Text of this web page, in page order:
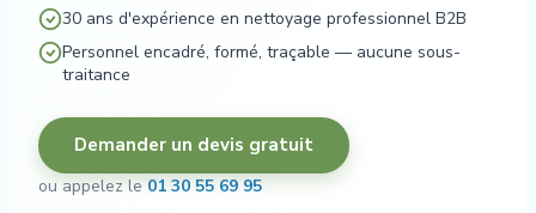
30 ans d'expérience en nettoyage professionnel B2B
Personnel encadré, formé, traçable — aucune sous-
traitance
Demander un devis gratuit
ou appelez le01 30 55 69 95